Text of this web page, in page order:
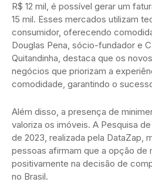
R$ 12 mil, é possível gerar um
15 mil. Esses mercados utilizam
consumidor, oferecendo
Douglas Pena, sócio-fundador e
Quitandinha, destaca que os
negócios que priorizam a
comodidade, garantindo o
Além disso, a presença de
valoriza os imóveis. A Pesquisa
de 2023, realizada pela DataZap,
pessoas afirmam que a opção de
positivamente na decisão de
no Brasil.